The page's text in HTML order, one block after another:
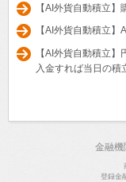
【AI外貨自動積立
【AI外貨自動積立
【AI外貨自動積立
入金すれば当日の積
金融機
登録金